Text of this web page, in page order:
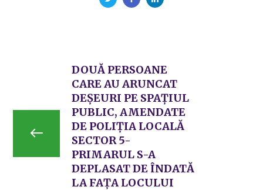
DOUĂ PERSOANE
CARE AU ARUNCAT
DEȘEURI PE SPAȚIUL
PUBLIC, AMENDATE
DE POLIȚIA LOCALĂ
SECTOR 5-
PRIMARUL S-A
DEPLASAT DE ÎNDATĂ
LA FAȚA LOCULUI